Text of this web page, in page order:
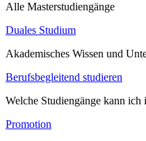
Alle Masterstudiengänge
Duales Studium
Akademisches Wissen und
Berufsbegleitend studieren
Welche Studiengänge kann ich
Promotion